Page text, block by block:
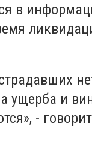
в
ущерба и
-